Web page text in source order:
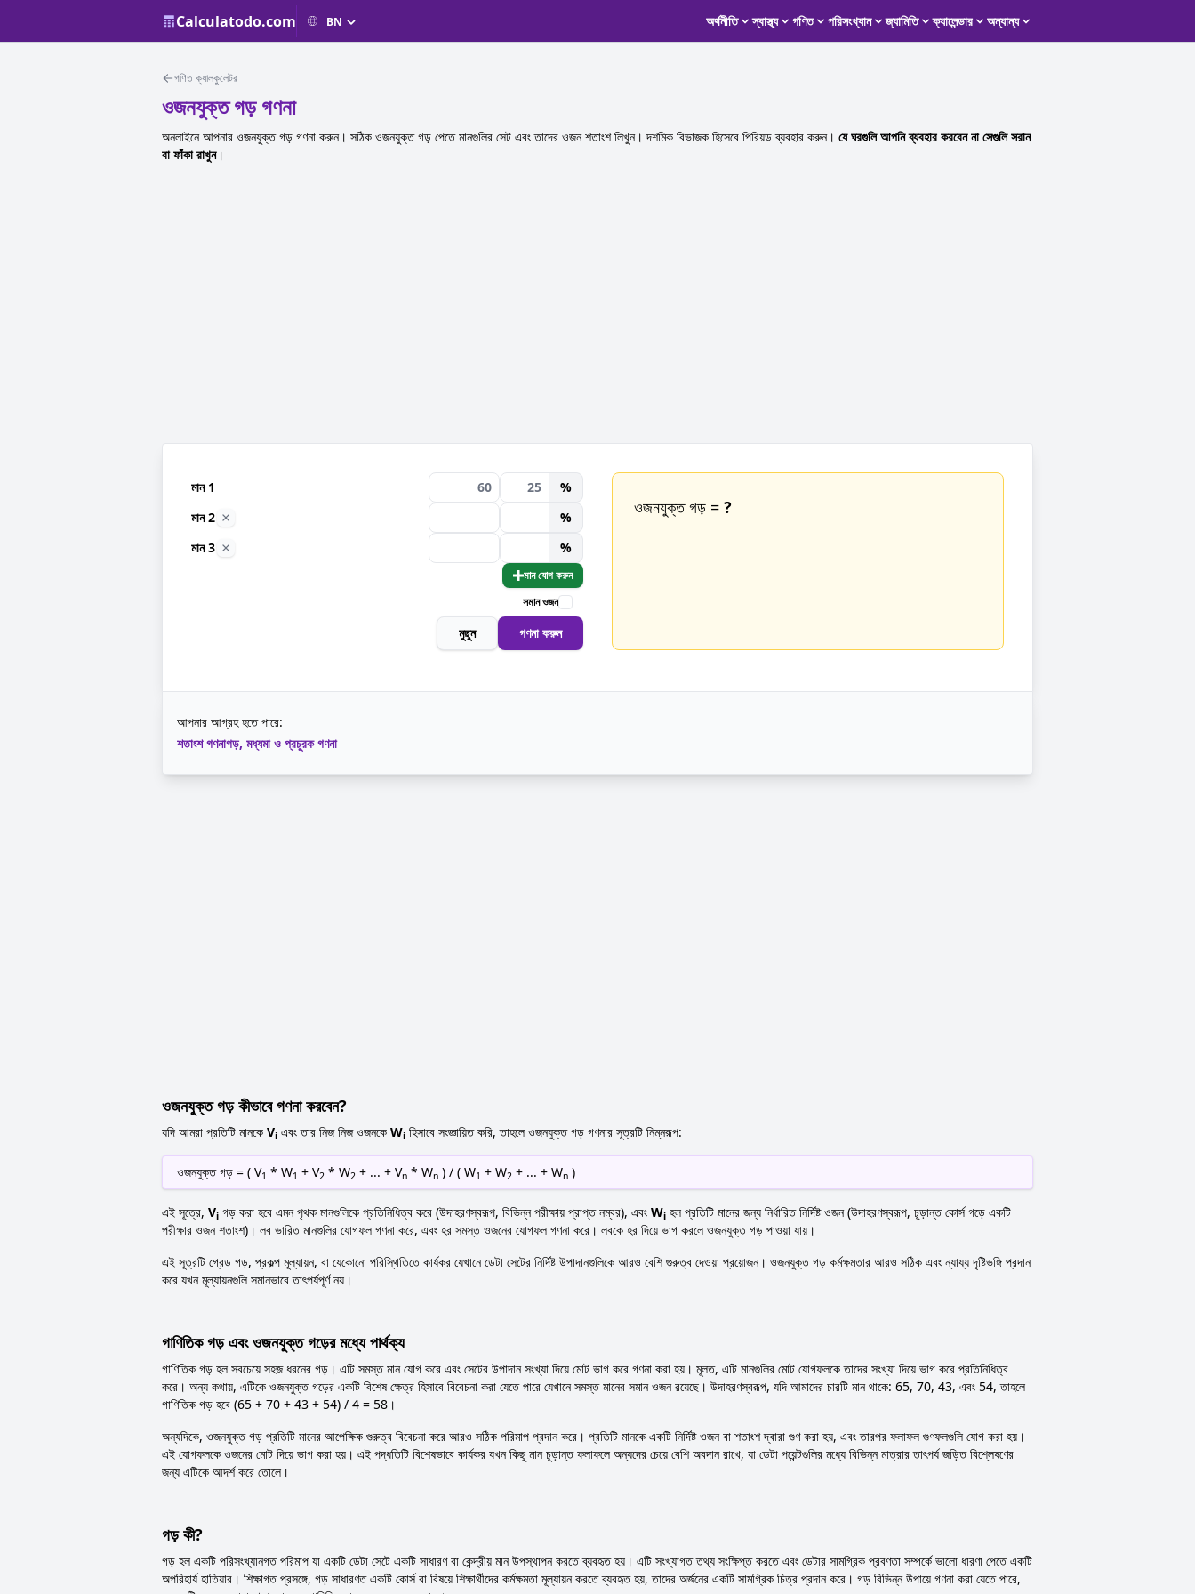
Calculatodo.com অর্থনীতি স্বাস্থ্য গণিত পরিসংখ্যান জ্যামিতি ক্যালেন্ডার অন্যান্য
গণিত ক্যালকুলেটর
ওজনযুক্ত গড় গণনা
অনলাইনে আপনার ওজনযুক্ত গড় গণনা করুন। সঠিক ওজনযুক্ত গড় পেতে মানগুলির সেট এবং তাদের ওজন শতাংশ লিখুন। দশমিক বিভাজক হিসেবে পিরিয়ড ব্যবহার করুন। যে ঘরগুলি আপনি ব্যবহার করবেন না সেগুলি সরান
বা ফাঁকা রাখুন।
মান 1
%
মান 2
%
মান 3
%
মান যোগ করুন
সমান ওজন
মুছুন গণনা করুন
ওজনযুক্ত গড় = ?
আপনার আগ্রহ হতে পারে:
শতাংশ গণনাগড়, মধ্যমা ও প্রচুরক গণনা
ওজনযুক্ত গড় কীভাবে গণনা করবেন?
যদি আমরা প্রতিটি মানকে Vi এবং তার নিজ নিজ ওজনকে Wi হিসাবে সংজ্ঞায়িত করি, তাহলে ওজনযুক্ত গড় গণনার সূত্রটি নিম্নরূপ:
ওজনযুক্ত গড় = ( V1 * W1 + V2 * W2 + ... + Vn * Wn ) / ( W1 + W2 + ... + Wn )
এই সূত্রে, Vi গড় করা হবে এমন পৃথক মানগুলিকে প্রতিনিধিত্ব করে (উদাহরণস্বরূপ, বিভিন্ন পরীক্ষায় প্রাপ্ত নম্বর), এবং Wi হল প্রতিটি মানের জন্য নির্ধারিত নির্দিষ্ট ওজন (উদাহরণস্বরূপ, চূড়ান্ত কোর্স গড়ে একটি
পরীক্ষার ওজন শতাংশ)। লব ভারিত মানগুলির যোগফল গণনা করে, এবং হর সমস্ত ওজনের যোগফল গণনা করে। লবকে হর দিয়ে ভাগ করলে ওজনযুক্ত গড় পাওয়া যায়।
এই সূত্রটি গ্রেড গড়, প্রকল্প মূল্যায়ন, বা যেকোনো পরিস্থিতিতে কার্যকর যেখানে ডেটা সেটের নির্দিষ্ট উপাদানগুলিকে আরও বেশি গুরুত্ব দেওয়া প্রয়োজন। ওজনযুক্ত গড় কর্মক্ষমতার আরও সঠিক এবং ন্যায্য দৃষ্টিভঙ্গি প্রদান
করে যখন মূল্যায়নগুলি সমানভাবে তাৎপর্যপূর্ণ নয়।
গাণিতিক গড় এবং ওজনযুক্ত গড়ের মধ্যে পার্থক্য
গাণিতিক গড় হল সবচেয়ে সহজ ধরনের গড়। এটি সমস্ত মান যোগ করে এবং সেটের উপাদান সংখ্যা দিয়ে মোট ভাগ করে গণনা করা হয়। মূলত, এটি মানগুলির মোট যোগফলকে তাদের সংখ্যা দিয়ে ভাগ করে প্রতিনিধিত্ব
করে। অন্য কথায়, এটিকে ওজনযুক্ত গড়ের একটি বিশেষ ক্ষেত্র হিসাবে বিবেচনা করা যেতে পারে যেখানে সমস্ত মানের সমান ওজন রয়েছে। উদাহরণস্বরূপ, যদি আমাদের চারটি মান থাকে: 65, 70, 43, এবং 54, তাহলে
গাণিতিক গড় হবে (65 + 70 + 43 + 54) / 4 = 58।
অন্যদিকে, ওজনযুক্ত গড় প্রতিটি মানের আপেক্ষিক গুরুত্ব বিবেচনা করে আরও সঠিক পরিমাপ প্রদান করে। প্রতিটি মানকে একটি নির্দিষ্ট ওজন বা শতাংশ দ্বারা গুণ করা হয়, এবং তারপর ফলাফল গুণফলগুলি যোগ করা হয়।
এই যোগফলকে ওজনের মোট দিয়ে ভাগ করা হয়। এই পদ্ধতিটি বিশেষভাবে কার্যকর যখন কিছু মান চূড়ান্ত ফলাফলে অন্যদের চেয়ে বেশি অবদান রাখে, যা ডেটা পয়েন্টগুলির মধ্যে বিভিন্ন মাত্রার তাৎপর্য জড়িত বিশ্লেষণের
জন্য এটিকে আদর্শ করে তোলে।
গড় কী?
গড় হল একটি পরিসংখ্যানগত পরিমাপ যা একটি ডেটা সেটে একটি সাধারণ বা কেন্দ্রীয় মান উপস্থাপন করতে ব্যবহৃত হয়। এটি সংখ্যাগত তথ্য সংক্ষিপ্ত করতে এবং ডেটার সামগ্রিক প্রবণতা সম্পর্কে ভালো ধারণা পেতে একটি
অপরিহার্য হাতিয়ার। শিক্ষাগত প্রসঙ্গে, গড় সাধারণত একটি কোর্স বা বিষয়ে শিক্ষার্থীদের কর্মক্ষমতা মূল্যায়ন করতে ব্যবহৃত হয়, তাদের অর্জনের একটি সামগ্রিক চিত্র প্রদান করে। গড় বিভিন্ন উপায়ে গণনা করা যেতে পারে,